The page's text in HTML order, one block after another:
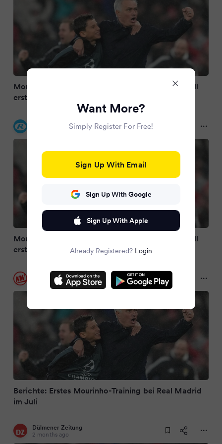
Mourinho-Comeback bei Real: Der Startrainer soll
erst im Juli vorgestellt werden
Kölnische Rundschau
2 months ago
Mourinho-Comeback bei Real: Der Startrainer soll
erst im Juli vorgestellt werden
Neue Westfälische
2 months ago
Berichte: Erstes Mourinho-Training bei Real Madrid
im Juli
Dülmener Zeitung
2 months ago
Want More?
Simply Register For Free!
Sign Up With Email
Sign Up With Google
Sign Up With Apple
Already Registered? Login